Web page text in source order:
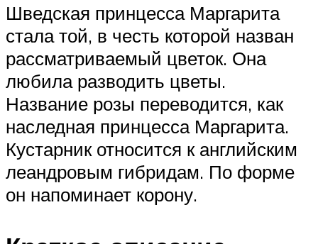
Шведская принцесса Маргарита
стала той, в честь которой назван
рассматриваемый цветок. Она
любила разводить цветы.
Название розы переводится, как
наследная принцесса Маргарита.
Кустарник относится к английским
леандровым гибридам. По форме
он напоминает корону.